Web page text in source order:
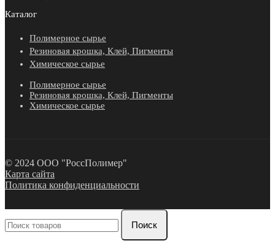
Каталог
Полимерное сырье
Резиновая крошка, Клей, Пигменты
Химическое сырье
Полимерное сырье
Резиновая крошка, Клей, Пигменты
Химическое сырье
© 2024 ООО "РоссПолимер"
Карта сайта
Политика конфиденциальности
Поиск